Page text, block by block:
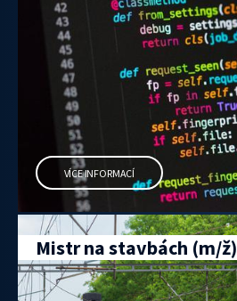
VÍCE INFORMACÍ
Mistr na stavbách (m/ž)